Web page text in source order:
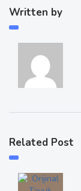
Written by
Related Post